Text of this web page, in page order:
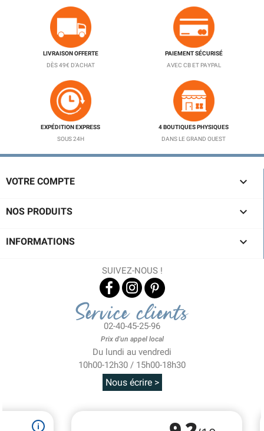
LIVRAISON OFFERTE
DÈS 49€ D'ACHAT
PAIEMENT SÉCURISÉ
AVEC CB ET PAYPAL
EXPÉDITION EXPRESS
SOUS 24H
4 BOUTIQUES PHYSIQUES
DANS LE GRAND OUEST
VOTRE COMPTE 
NOS PRODUITS 
INFORMATIONS 
SUIVEZ-NOUS !
Service clients
02-40-45-25-96
Prix d'un appel local
Du lundi au vendredi
10h00-12h30 / 15h00-18h30
Nous écrire >